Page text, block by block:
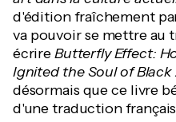
d'édition fraîchement
va pouvoir se mettre au
écrireButterfly Effect:
Ignited the Soul of Black
désormais que ce livre
d'une traduction